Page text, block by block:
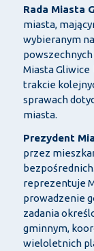
Rada Miasta
miasta,
wybieranym
Miasta Gliwice
trakcie
sprawach
miasta.
Prezydent
przez
reprezentuje
prowadzenie
zadania
gminnym,
wieloletnich